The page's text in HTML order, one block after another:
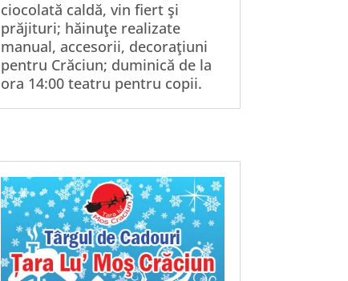
ciocolată caldă, vin fiert şi
prăjituri; hăinuţe realizate
manual, accesorii, decoraţiuni
pentru Crăciun; duminică de la
ora 14:00 teatru pentru copii.